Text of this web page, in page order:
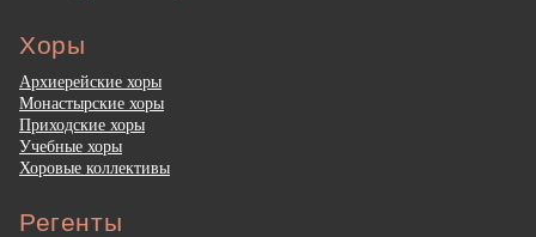
Хоры
Архиерейские хоры
Монастырские хоры
Приходские хоры
Учебные хоры
Хоровые коллективы
Регенты